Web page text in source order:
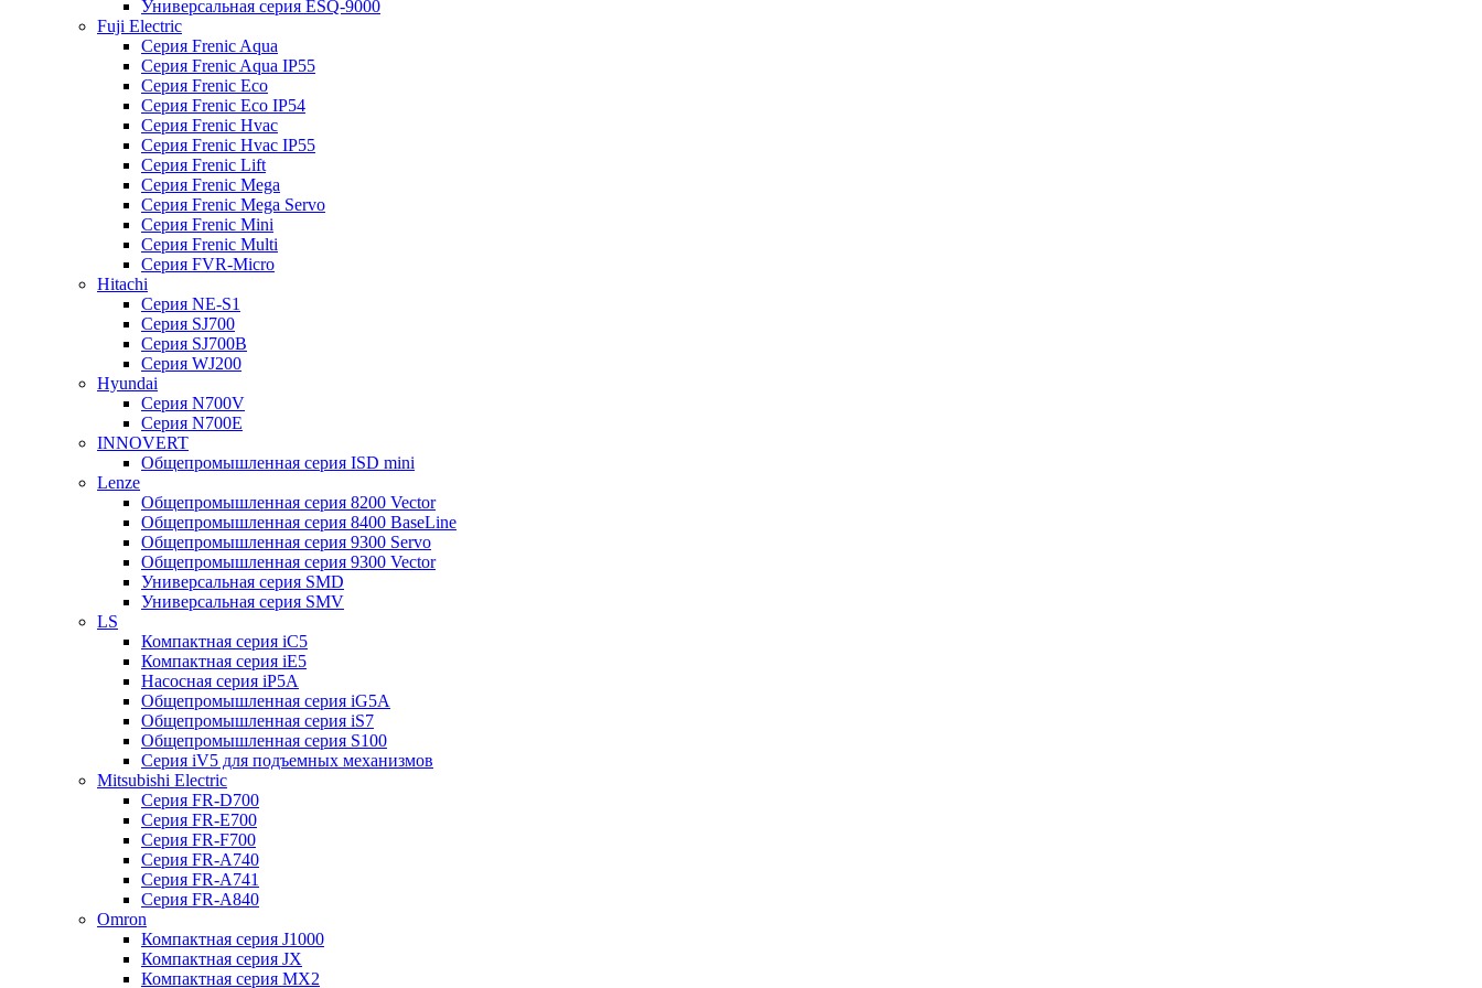
Универсальная серия ESQ-9000
Fuji Electric
Серия Frenic Aqua
Серия Frenic Aqua IP55
Серия Frenic Eco
Серия Frenic Eco IP54
Серия Frenic Hvac
Серия Frenic Hvac IP55
Серия Frenic Lift
Серия Frenic Mega
Серия Frenic Mega Servo
Серия Frenic Mini
Серия Frenic Multi
Серия FVR-Micro
Hitachi
Серия NE-S1
Серия SJ700
Серия SJ700B
Серия WJ200
Hyundai
Серия N700V
Серия N700Е
INNOVERT
Общепромышленная серия ISD mini
Lenze
Общепромышленная серия 8200 Vector
Общепромышленная серия 8400 BaseLine
Общепромышленная серия 9300 Servo
Общепромышленная серия 9300 Vector
Универсальная серия SMD
Универсальная серия SMV
LS
Компактная серия iC5
Компактная серия iE5
Насосная серия iP5A
Общепромышленная серия iG5A
Общепромышленная серия iS7
Общепромышленная серия S100
Серия iV5 для подъемных механизмов
Mitsubishi Electric
Серия FR-D700
Серия FR-E700
Серия FR-F700
Серия FR-А740
Серия FR-А741
Серия FR-А840
Omron
Компактная серия J1000
Компактная серия JX
Компактная серия MX2